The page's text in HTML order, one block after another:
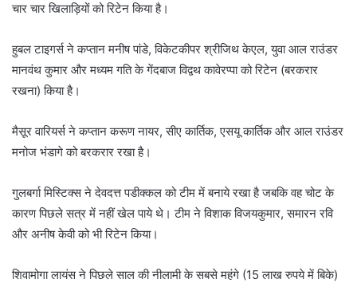
चार चार खिलाड़ियों को रिटेन किया है।
हुबल टाइगर्स ने कप्तान मनीष पांडे, विकेटकीपर श्रीजिथ केएल, युवा आल राउंडर
मानवंथ कुमार और मध्यम गति के गेंदबाज विद्वथ कावेरप्पा को रिटेन (बरकरार
रखना) किया है।
मैसूर वारियर्स ने कप्तान करूण नायर, सीए कार्तिक, एसयू कार्तिक और आल राउंडर
मनोज भंडागे को बरकरार रखा है।
गुलबर्गा मिस्टिक्स ने देवदत्त पडीक्कल को टीम में बनाये रखा है जबकि वह चोट के
कारण पिछले सत्र में नहीं खेल पाये थे। टीम ने विशाक विजयकुमार, समारन रवि
और अनीष केवी को भी रिटेन किया।
शिवामोगा लायंस ने पिछले साल की नीलामी के सबसे महंगे (15 लाख रुपये में बिके)